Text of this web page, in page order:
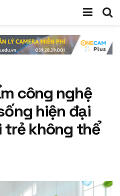
công nghệ
hiện đại
trẻ không thể